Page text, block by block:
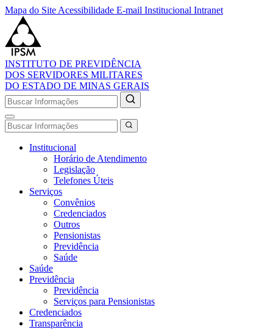
Mapa do Site Acessibilidade E-mail Institucional Intranet
INSTITUTO DE PREVIDÊNCIA
DOS SERVIDORES MILITARES
DO ESTADO DE MINAS GERAIS
Institucional
Horário de Atendimento
Legislação
Telefones Úteis
Serviços
Convênios
Credenciados
Outros
Pensionistas
Previdência
Saúde
Saúde
Previdência
Previdência
Serviços para Pensionistas
Credenciados
Transparência